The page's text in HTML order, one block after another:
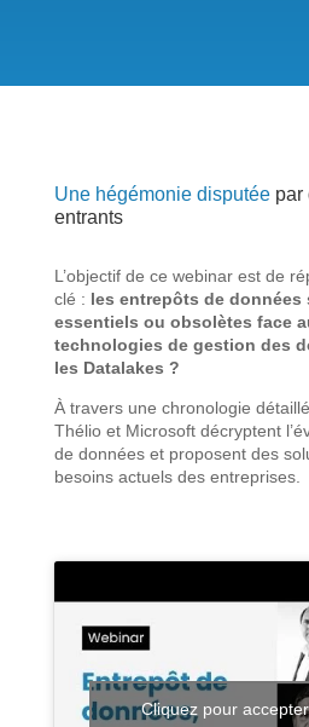
Une hégémonie disputéepar
entrants
L’objectif de ce webinar est de
clé : les entrepôts de
essentiels ou obsolètes face
technologies de gestion des
les Datalakes ?
À travers une chronologie
Thélio et Microsoft décryptent
de données et proposent des
besoins actuels des entreprises.
Cliquez pour